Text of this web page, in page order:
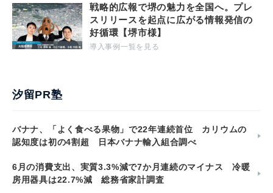
戦略的広報で堺の魅力を全国へ。プレ
スリリースを起点に広がる情報発信の
好循環【堺市様】
導入事例一覧を見る
汐留PR塾
バナナ、「よく食べる果物」で22年連続首位 カリウムの
認知度は初の4割超 日本バナナ輸入組合調べ
6月の消費支出、実質3.3%減で7か月連続のマイナス 冷暖
房用器具は22.7%減 総務省家計調査